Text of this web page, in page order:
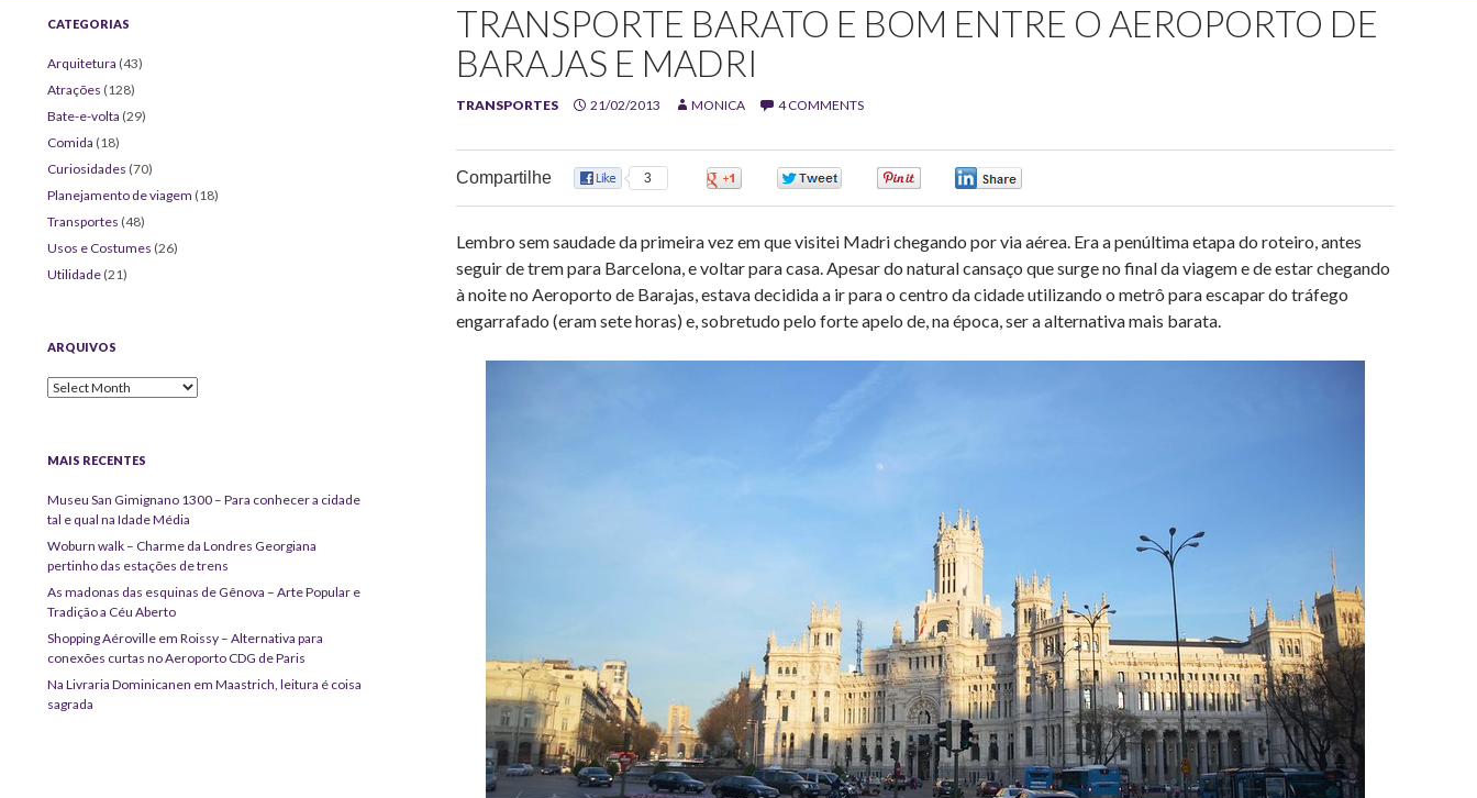
TRANSPORTE BARATO E BOM ENTRE O AEROPORTO DE
BARAJAS E MADRI
TRANSPORTES 21/02/2013 MONICA 4 COMMENTS
Compartilhe 3
Lembro sem saudade da primeira vez em que visitei Madri chegando por via aérea. Era a penúltima etapa do roteiro, antes
seguir de trem para Barcelona, e voltar para casa. Apesar do natural cansaço que surge no final da viagem e de estar chegando
à noite no Aeroporto de Barajas, estava decidida a ir para o centro da cidade utilizando o metrô para escapar do tráfego
engarrafado (eram sete horas) e, sobretudo pelo forte apelo de, na época, ser a alternativa mais barata.
CATEGORIAS
Arquitetura (43)
Atrações (128)
Bate-e-volta (29)
Comida (18)
Curiosidades (70)
Planejamento de viagem (18)
Transportes (48)
Usos e Costumes (26)
Utilidade (21)
ARQUIVOS
Arquivos
MAIS RECENTES
Museu San Gimignano 1300 – Para conhecer a cidade
tal e qual na Idade Média
Woburn walk – Charme da Londres Georgiana
pertinho das estações de trens
As madonas das esquinas de Gênova – Arte Popular e
Tradição a Céu Aberto
Shopping Aéroville em Roissy – Alternativa para
conexões curtas no Aeroporto CDG de Paris
Na Livraria Dominicanen em Maastrich, leitura é coisa
sagrada